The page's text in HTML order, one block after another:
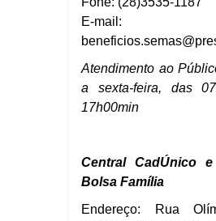
E-mail:
beneficios.semas
Atendimento ao
a sexta-feira, das
17h00min
Central CadÚnico
Bolsa Família
Endereço: Rua